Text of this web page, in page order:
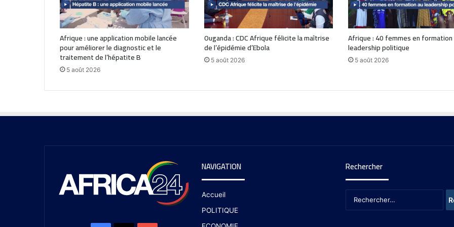
Afrique : une application mobile lancée
pour améliorer le diagnostic et le
traitement de l’hépatite B
5 août 2026
Ouganda : CDC Afrique félicite la maîtrise
de l’épidémie d’Ebola
5 août 2026
Afrique : 40 femmes en formation
leadership politique
5 août 2026
NAVIGATION
Accueil
POLITIQUE
Rechercher